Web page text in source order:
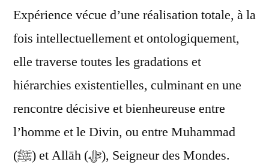
Expérience vécue d’une réalisation totale, à la
fois intellectuellement et ontologiquement,
elle traverse toutes les gradations et
hiérarchies existentielles, culminant en une
rencontre décisive et bienheureuse entre
l’homme et le Divin, ou entre Muhammad
(ﷺ) et Allāh (ﷻ), Seigneur des Mondes.